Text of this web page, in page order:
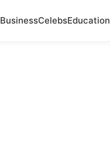
BusinessCelebsEducation